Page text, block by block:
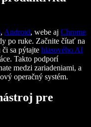
, Android, webe aj Chrome
po ruke. Začnite čítať na
sa pýtajte hlasového AI
Takto podporí
medzi zariadeniami, a
operačný systém.
pre